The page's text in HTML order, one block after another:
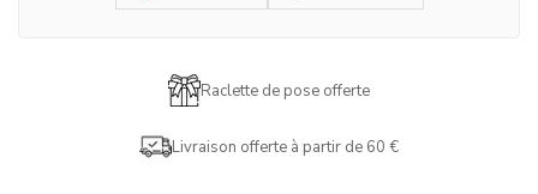
Raclette de pose offerte
Livraison offerte à partir de 60 €